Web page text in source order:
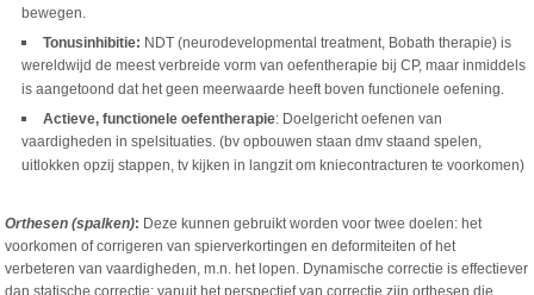
bewegen.
Tonusinhibitie: NDT (neurodevelopmental treatment, Bobath therapie) is
wereldwijd de meest verbreide vorm van oefentherapie bij CP, maar inmiddels
is aangetoond dat het geen meerwaarde heeft boven functionele oefening.
Actieve, functionele oefentherapie: Doelgericht oefenen van
vaardigheden in spelsituaties. (bv opbouwen staan dmv staand spelen,
uitlokken opzij stappen, tv kijken in langzit om kniecontracturen te voorkomen)
Orthesen (spalken): Deze kunnen gebruikt worden voor twee doelen: het
voorkomen of corrigeren van spierverkortingen en deformiteiten of het
verbeteren van vaardigheden, m.n. het lopen. Dynamische correctie is effectiever
dan statische correctie; vanuit het perspectief van correctie zijn orthesen die